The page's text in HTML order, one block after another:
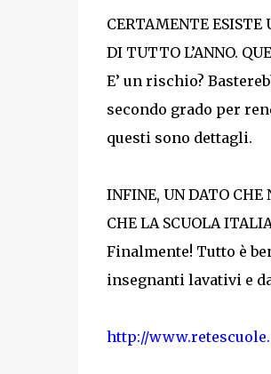
CERTAMENTE ESISTE
DI TUTTO L’ANNO.
E’ un rischio?
secondo grado per
questi sono dettagli.
INFINE, UN DATO CHE
CHE LA SCUOLA
Finalmente! Tutto è
insegnanti lavativi e
http://